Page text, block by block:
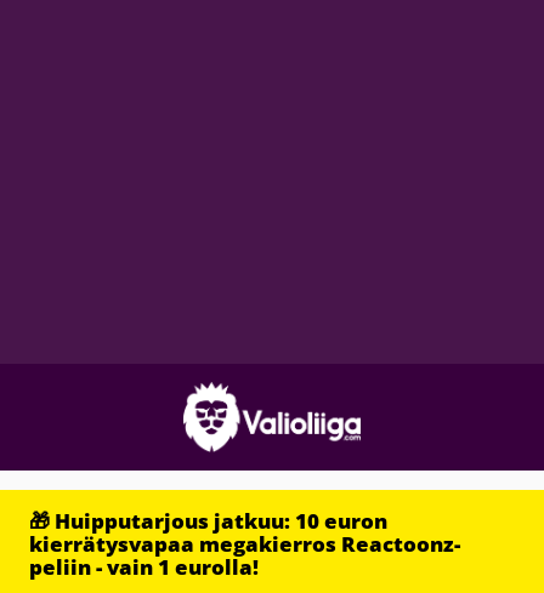
🎁 Huipputarjous jatkuu: 10 euron
kierrätysvapaa megakierros Reactoonz-
peliin - vain 1 eurolla!